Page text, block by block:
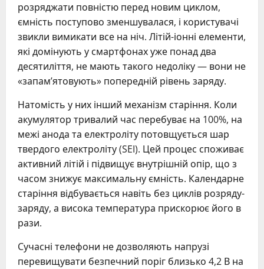
розряджати повністю перед новим циклом,
ємність поступово зменшувалася, і користувачі
звикли вимикати все на ніч. Літій-іонні елементи,
які домінують у смартфонах уже понад два
десятиліття, не мають такого недоліку — вони не
«запам’ятовують» попередній рівень заряду.
Натомість у них інший механізм старіння. Коли
акумулятор тривалий час перебуває на 100%, на
межі анода та електроліту потовщується шар
твердого електроліту (SEI). Цей процес споживає
активний літій і підвищує внутрішній опір, що з
часом знижує максимальну ємність. Календарне
старіння відбувається навіть без циклів розряду-
заряду, а висока температура прискорює його в
рази.
Сучасні телефони не дозволяють напрузі
перевищувати безпечний поріг близько 4,2 В на